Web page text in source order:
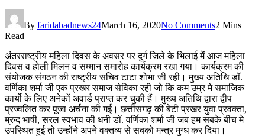
By faridabadnews24March 16, 2020No Comments2 Mins
Read
अंतरराष्ट्रीय महिला दिवस के अवसर पर दुर्ग जिले के भिलाई में आज महिला
दिवस व होली मिलन व सम्मान समारोह कार्यक्रम रखा गया। कार्यक्रम की
संयोजक संगठन की राष्ट्रीय सचिव टाटा शोभा जी रही। मुख्य अतिथि डॉ.
वर्णिका शर्मा जी एक प्रखर समाज सेविका रही जो कि कम उम्र मे समाजिक
कार्यो के लिए अनेकों अवार्ड प्राप्त कर चुकी हैं। मुख्य अतिथि द्वारा द्वीप
प्रज्वलित कर पूजा अर्चना की गई। छत्तीसगढ़ की बेटी प्रखर युवा प्रवक्ता,
म्रुद भाषी, सरल स्वभाव की धनी डॉ. वर्णिका शर्मा जी जब हम सबके बीच मे
उपस्थित हुई तो उन्होंने अपने वक्तव्य से सबको मन्त्र मुग्ध कर दिया।